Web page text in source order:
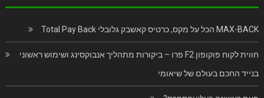
MAX-BACK הכל על מקס, כרטיס קאשבק גלובלי Total Pay Back
חווית לקוח פוקופון F2 פרו – ביקורות מתהליך אנבוקסינג ושימוש ראשוני
בנייד החכם בעולם של שיאומי